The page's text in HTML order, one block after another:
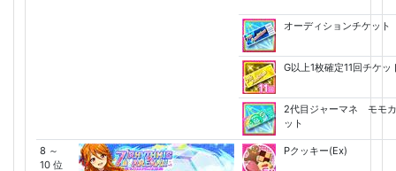
オーディションチケット
G以上1枚確定11回チケッ
2代目ジャーマネ モモ
ット
8 ～
10 位
Pクッキー(Ex)